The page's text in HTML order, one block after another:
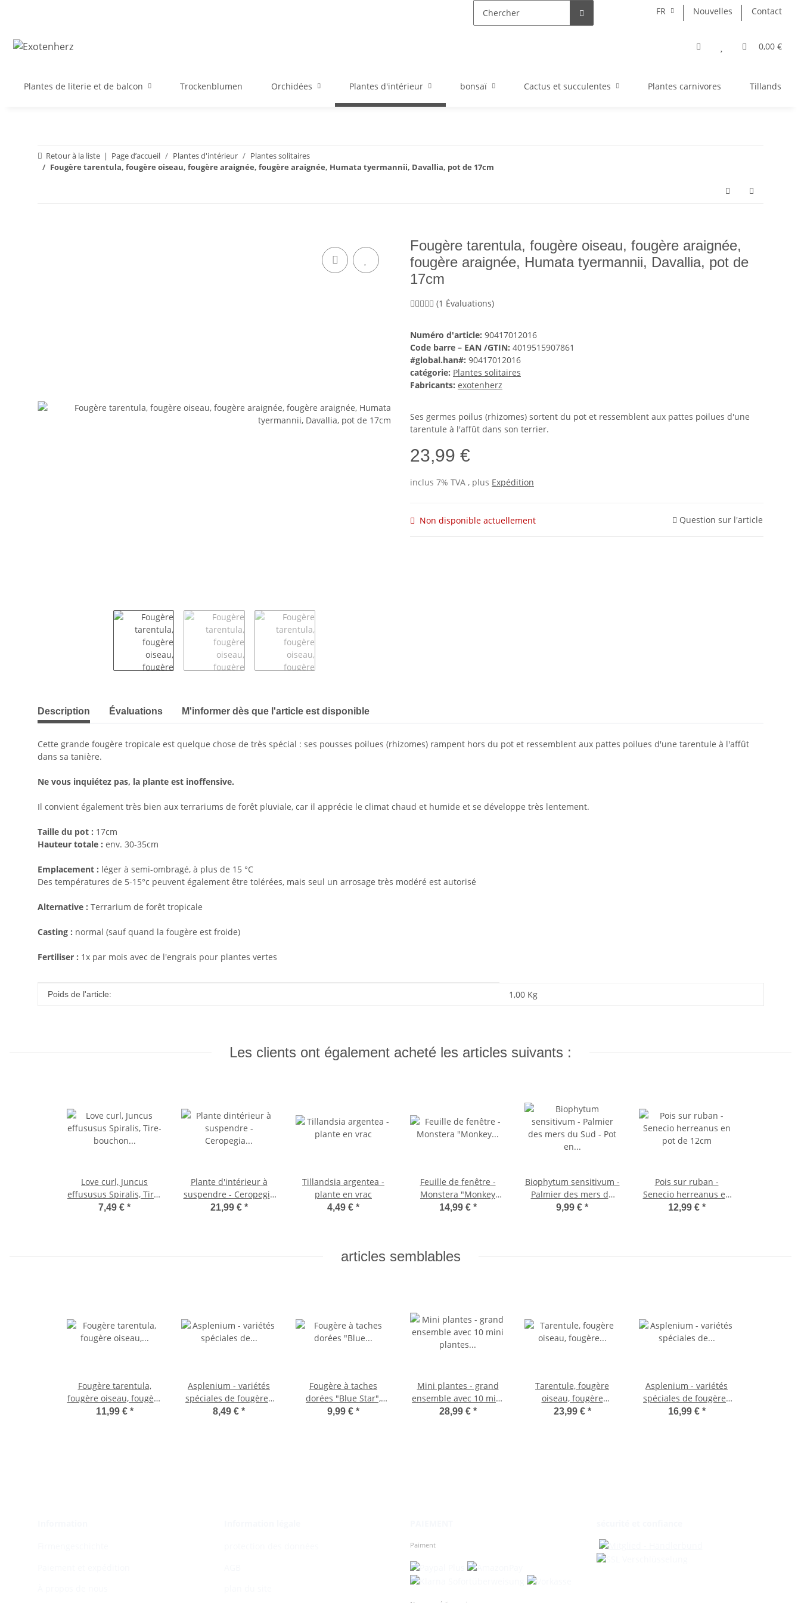
FR Nouvelles Contact
0,00 €
Plantes de literie et de balcon Trockenblumen Orchidées Plantes d'intérieur bonsaï Cactus et succulentes Plantes carnivores Tillandsia
Retour à la liste Page d’accueil Plantes d'intérieur
Plantes solitaires
Fougère tarentula, fougère oiseau, fougère araignée, fougère araignée, Humata tyermannii, Davallia, pot de 17cm
Fougère tarentula, fougère oiseau, fougère araignée,
fougère araignée, Humata tyermannii, Davallia, pot de
17cm
(1 Évaluations)
Numéro d'article: 90417012016
Code barre – EAN /GTIN: 4019515907861
#global.han#: 90417012016
catégorie: Plantes solitaires
Fabricants: exotenherz
Ses germes poilus (rhizomes) sortent du pot et ressemblent aux pattes poilues d'une
tarentule à l'affût dans son terrier.
23,99 €
inclus 7% TVA , plus Expédition
Non disponible actuellement Question sur l'article
#productDetails.showMoreTabs#
Description Évaluations M'informer dès que l'article est disponible
Cette grande fougère tropicale est quelque chose de très spécial : ses pousses poilues (rhizomes) rampent hors du pot et ressemblent aux pattes poilues d'une tarentule à l'affût
dans sa tanière.
Ne vous inquiétez pas, la plante est inoffensive.
Il convient également très bien aux terrariums de forêt pluviale, car il apprécie le climat chaud et humide et se développe très lentement.
Taille du pot : 17cm
Hauteur totale : env. 30-35cm
Emplacement : léger à semi-ombragé, à plus de 15 °C
Des températures de 5-15°c peuvent également être tolérées, mais seul un arrosage très modéré est autorisé
Alternative : Terrarium de forêt tropicale
Casting : normal (sauf quand la fougère est froide)
Fertiliser : 1x par mois avec de l'engrais pour plantes vertes
#productDetails.itemInformation#
#productDetails.itemValue#
Poids de l'article: 1,00 Kg
Les clients ont également acheté les articles suivants :
Love curl, Juncus
effususus Spiralis, Tire-
bouchon Rinçage 12cm
7,49 € *
Plante d'intérieur à
suspendre - Ceropegia
woodii - Fleur de
21,99 € *
Tillandsia argentea -
plante en vrac
4,49 € *
Feuille de fenêtre -
Monstera "Monkey
Mask" - Pot de 12cm
14,99 € *
Biophytum sensitivum -
Palmier des mers du
Sud - Pot en argile de
9,99 € *
Pois sur ruban -
Senecio herreanus en
pot de 12cm
12,99 € *
articles semblables
Fougère tarentula,
fougère oiseau, fougère
araignée, fougère
11,99 € *
Asplenium - variétés
spéciales de fougères
pour la chambre -
8,49 € *
Fougère à taches
dorées "Blue Star",
Phlebodium aureum,
9,99 € *
Mini plantes - grand
ensemble avec 10 mini
plantes différentes -
28,99 € *
Tarentule, fougère
oiseau, fougère
araignée, Humata
23,99 € *
Asplenium - variétés
spéciales de fougères
pour la chambre -
16,99 € *
Paiment